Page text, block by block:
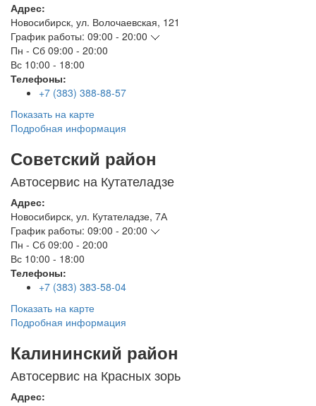
Адрес:
Новосибирск, ул. Волочаевская, 121
График работы: 09:00 - 20:00
Пн - Сб 09:00 - 20:00
Вс 10:00 - 18:00
Телефоны:
+7 (383) 388-88-57
Показать на карте
Подробная информация
Советский район
Автосервис на Кутателадзе
Адрес:
Новосибирск, ул. Кутателадзе, 7А
График работы: 09:00 - 20:00
Пн - Сб 09:00 - 20:00
Вс 10:00 - 18:00
Телефоны:
+7 (383) 383-58-04
Показать на карте
Подробная информация
Калининский район
Автосервис на Красных зорь
Адрес: